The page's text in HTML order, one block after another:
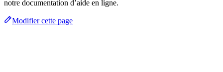
notre documentation d’aide en ligne.
Modifier cette page